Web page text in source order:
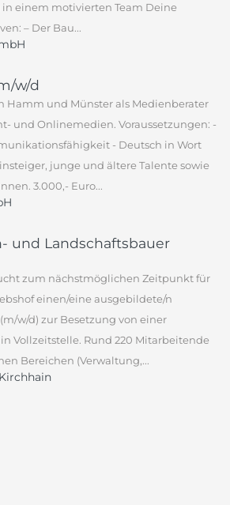
einem motivierten Team Deine
– Der Bau...
w/d
Hamm und Münster als Medienberater
und Onlinemedien. Voraussetzungen: -
- Deutsch in Wort
junge und ältere Talente sowie
3.000,- Euro...
und Landschaftsbauer
zum nächstmöglichen Zeitpunkt für
einen/eine ausgebildete/n
w/d) zur Besetzung von einer
Vollzeitstelle. Rund 220 Mitarbeitende
Bereichen (Verwaltung,...